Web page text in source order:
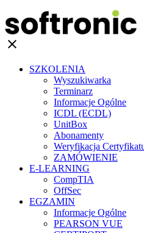
clear
SZKOLENIA
Wyszukiwarka
Terminarz
Informacje Ogólne
ICDL (ECDL)
UnitBox
Abonamenty
Weryfikacja
ZAMÓWIENIE
E-LEARNING
CompTIA
OffSec
EGZAMIN
Informacje Ogólne
PEARSON VUE